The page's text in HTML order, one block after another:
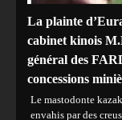
La plainte
cabinet kinois
général des
concessions
Le mastodonte
envahis par des